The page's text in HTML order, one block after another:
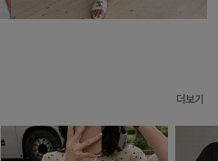
더보기